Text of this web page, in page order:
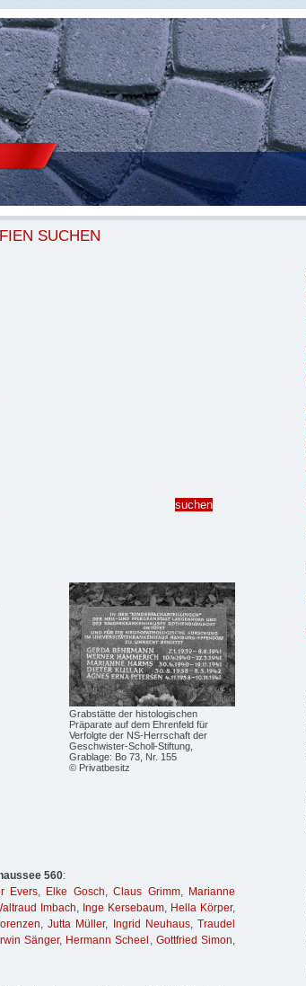
SUCHEN
Grabstätte der histologischen
Präparate auf dem Ehrenfeld für
Verfolgte der NS-Herrschaft der
Geschwister-Scholl-Stiftung,
Grablage: Bo 73, Nr. 155
© Privatbesitz
560:
Evers, Elke Gosch,Claus Grimm, Marianne
Imbach, Inge Kersebaum, Hella Körper,
, Jutta Müller, Ingrid Neuhaus,Traudel
Sänger, Hermann Scheel , Gottfried Simon,